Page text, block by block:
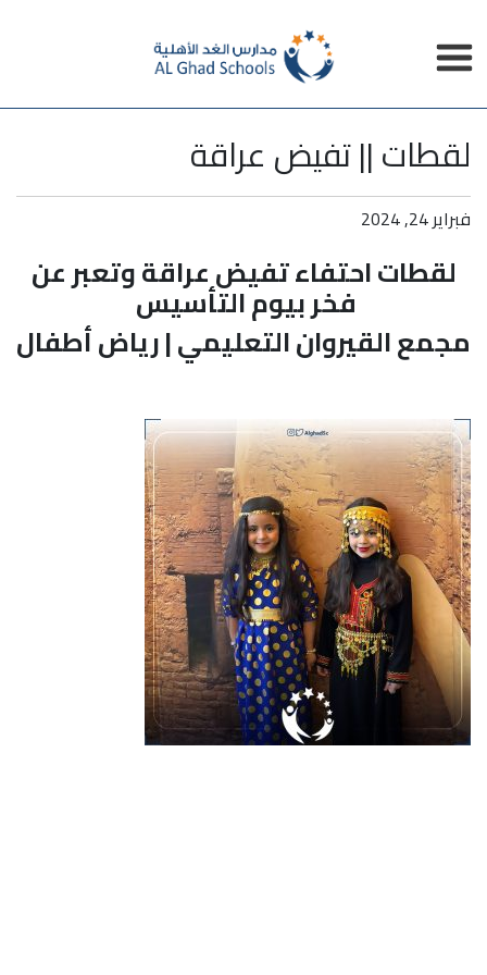
لقطات || تفيض عراقة
فبراير 24, 2024
لقطات احتفاء تفيض عراقة وتعبر عن
فخر بيوم التأسيس
مجمع القيروان التعليمي | رياض أطفال